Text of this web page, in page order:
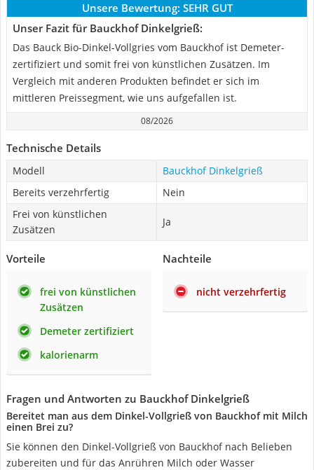
Unsere Bewertung: SEHR GUT
Unser Fazit für Bauckhof Dinkelgrieß:
Das Bauck Bio-Dinkel-Vollgries vom Bauckhof ist Demeter-
zertifiziert und somit frei von künstlichen Zusätzen. Im
Vergleich mit anderen Produkten befindet er sich im
mittleren Preissegment, wie uns aufgefallen ist.
08/2026
Technische Details
Modell
Bauckhof Dinkelgrieß
Bereits verzehrfertig
Nein
Frei von künstlichen
Zusätzen
Ja
Vorteile
frei von künstlichen
Zusätzen
Demeter zertifiziert
kalorienarm
Nachteile
nicht verzehrfertig
Fragen und Antworten zu Bauckhof Dinkelgrieß
Bereitet man aus dem Dinkel-Vollgrieß von Bauckhof mit Milch
einen Brei zu?
Sie können den Dinkel-Vollgrieß von Bauckhof nach Belieben
zubereiten und für das Anrühren Milch oder Wasser